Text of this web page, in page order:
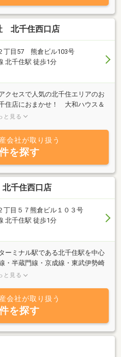
北千住西口店
丁目57 熊倉ビル103号
北千住駅 徒歩1分
クセスで人気の北千住エリアのお
住店におまかせ！ 大和ハウス＆
情報満載でご来店をお待ちしてお
と見る
会社が取り扱う
を探す
千住西口店
丁目５７熊倉ビル１０３号
北千住駅 徒歩1分
ーミナル駅である北千住駅を中心
・半蔵門線・京成線・東武伊勢崎
舎人ライナー沿線はもちろん足立
紹介が可能です！お部屋探しだけ
でアドバイス致しますのではじめ
談ください！快適な新生活をスタ
頂きます！北千住エリアのお部屋
ム北千住西口店にお任せ下さい(*^-
と見る
会社が取り扱う
を探す